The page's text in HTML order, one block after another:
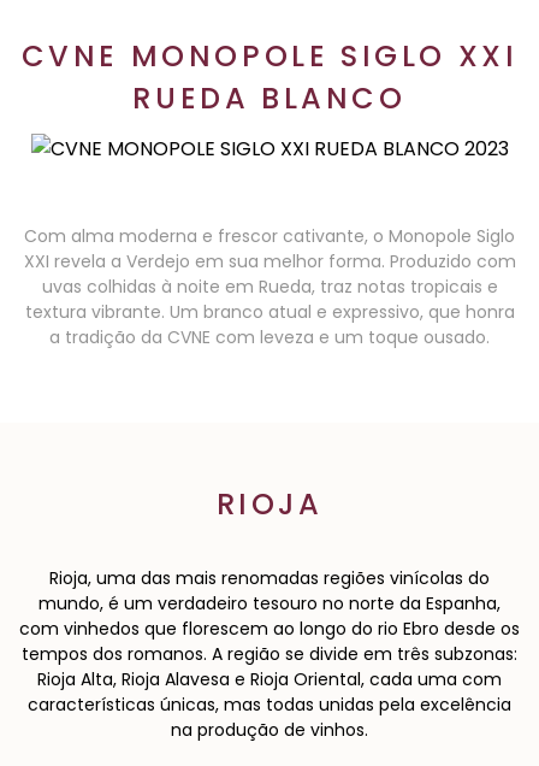
CVNE MONOPOLE SIGLO XXI
RUEDA BLANCO
Com alma moderna e frescor cativante, o Monopole Siglo
XXI revela a Verdejo em sua melhor forma. Produzido com
uvas colhidas à noite em Rueda, traz notas tropicais e
textura vibrante. Um branco atual e expressivo, que honra
a tradição da CVNE com leveza e um toque ousado.
RIOJA
Rioja, uma das mais renomadas regiões vinícolas do
mundo, é um verdadeiro tesouro no norte da Espanha,
com vinhedos que florescem ao longo do rio Ebro desde os
tempos dos romanos. A região se divide em três subzonas:
Rioja Alta, Rioja Alavesa e Rioja Oriental, cada uma com
características únicas, mas todas unidas pela excelência
na produção de vinhos.